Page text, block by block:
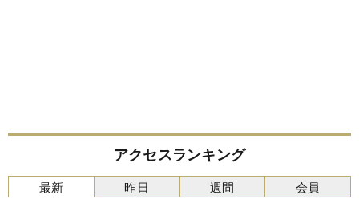
アクセスランキング
最新 昨日 週間 会員